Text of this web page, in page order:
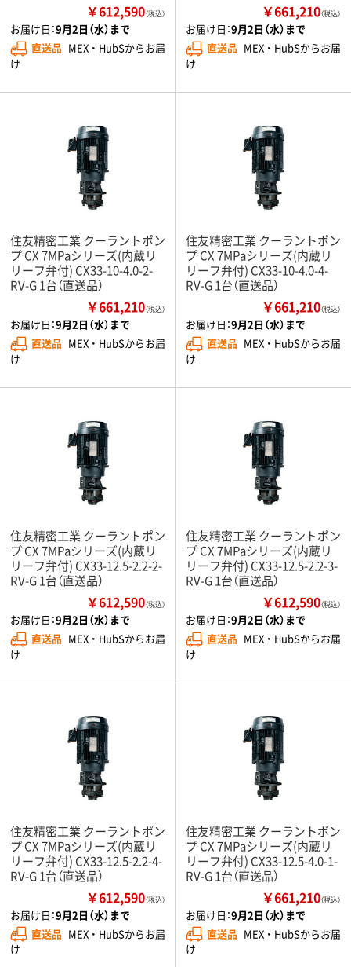
￥612,590（税込）
お届け日：9月2日（水）まで
直送品 MEX ・ HubSからお届
け
￥661,210（税込）
お届け日：9月2日（水）まで
直送品 MEX ・ HubSからお届
け
住友精密工業 クーラントポン
プ CX 7MPaシリーズ(内蔵リ
リーフ弁付) CX33-10-4.0-2-
RV-G 1台（直送品）
￥661,210（税込）
お届け日：9月2日（水）まで
直送品 MEX ・ HubSからお届
け
住友精密工業 クーラントポン
プ CX 7MPaシリーズ(内蔵リ
リーフ弁付) CX33-10-4.0-4-
RV-G 1台（直送品）
￥661,210（税込）
お届け日：9月2日（水）まで
直送品 MEX ・ HubSからお届
け
住友精密工業 クーラントポン
プ CX 7MPaシリーズ(内蔵リ
リーフ弁付) CX33-12.5-2.2-2-
RV-G 1台（直送品）
￥612,590（税込）
お届け日：9月2日（水）まで
直送品 MEX ・ HubSからお届
け
住友精密工業 クーラントポン
プ CX 7MPaシリーズ(内蔵リ
リーフ弁付) CX33-12.5-2.2-3-
RV-G 1台（直送品）
￥612,590（税込）
お届け日：9月2日（水）まで
直送品 MEX ・ HubSからお届
け
住友精密工業 クーラントポン
プ CX 7MPaシリーズ(内蔵リ
リーフ弁付) CX33-12.5-2.2-4-
RV-G 1台（直送品）
￥612,590（税込）
お届け日：9月2日（水）まで
直送品 MEX ・ HubSからお届
け
住友精密工業 クーラントポン
プ CX 7MPaシリーズ(内蔵リ
リーフ弁付) CX33-12.5-4.0-1-
RV-G 1台（直送品）
￥661,210（税込）
お届け日：9月2日（水）まで
直送品 MEX ・ HubSからお届
け